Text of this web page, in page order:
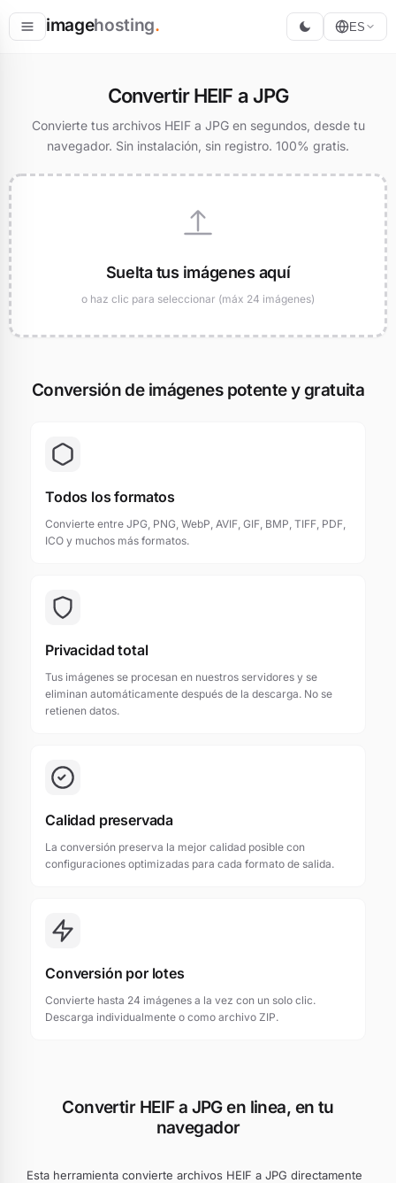
imagehosting.
Redimensionar
ES
Convertir HEIF a JPG
Convierte tus archivos HEIF a JPG en segundos, desde tu
navegador. Sin instalación, sin registro. 100% gratis.
Suelta tus imágenes aquí
o haz clic para seleccionar (máx 24 imágenes)
Conversión de imágenes potente y gratuita
Todos los formatos
Convierte entre JPG, PNG, WebP, AVIF, GIF, BMP, TIFF, PDF,
ICO y muchos más formatos.
Privacidad total
Tus imágenes se procesan en nuestros servidores y se
eliminan automáticamente después de la descarga. No se
retienen datos.
Calidad preservada
La conversión preserva la mejor calidad posible con
configuraciones optimizadas para cada formato de salida.
Conversión por lotes
Convierte hasta 24 imágenes a la vez con un solo clic.
Descarga individualmente o como archivo ZIP.
Convertir HEIF a JPG en linea, en tu
navegador
Esta herramienta convierte archivos HEIF a JPG directamente